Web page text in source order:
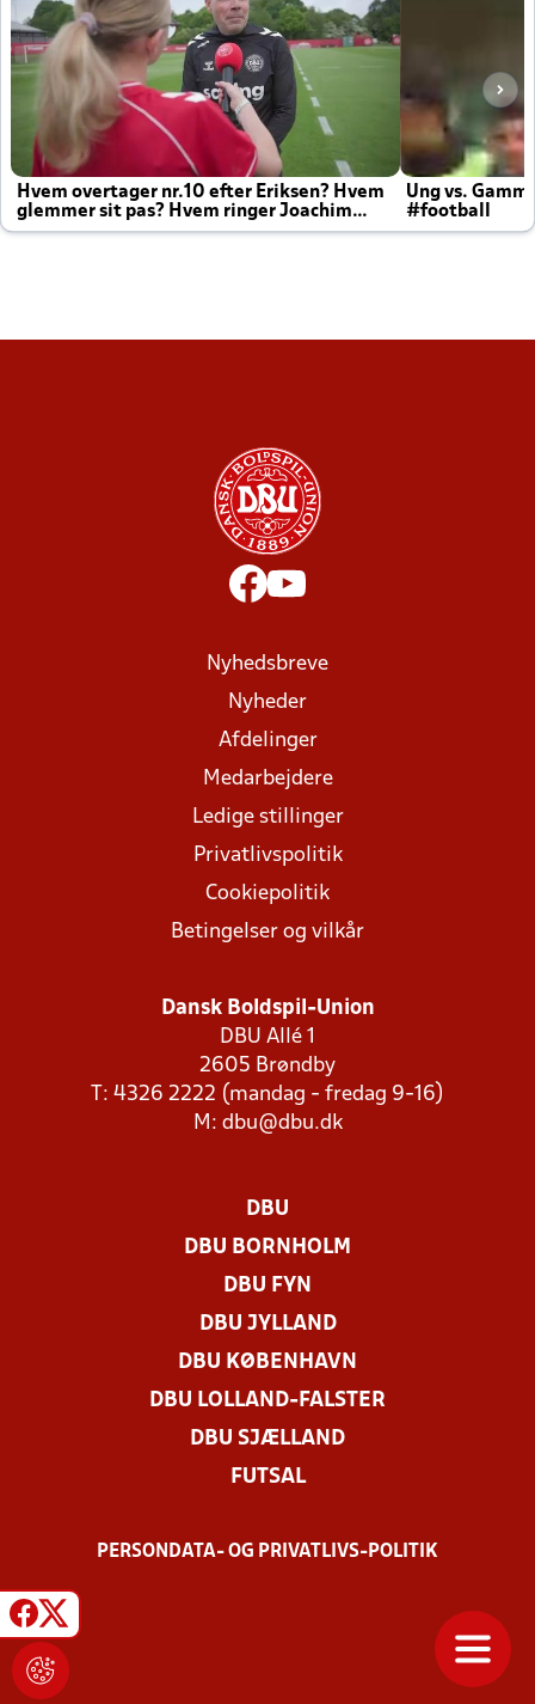
Hvem overtager nr.10 efter Eriksen? Hvem
glemmer sit pas? Hvem ringer Joachim
altid til efter kampe?
Ung vs.
#football
Nyhedsbreve
Nyheder
Afdelinger
Medarbejdere
Ledige stillinger
Privatlivspolitik
Cookiepolitik
Betingelser og vilkår
Dansk Boldspil-Union
DBU Allé 1
2605 Brøndby
T: 4326 2222 (mandag - fredag 9-16)
M: dbu@dbu.dk
DBU
DBU BORNHOLM
DBU FYN
DBU JYLLAND
DBU KØBENHAVN
DBU LOLLAND-FALSTER
DBU SJÆLLAND
FUTSAL
PERSONDATA- OG PRIVATLIVS-POLITIK